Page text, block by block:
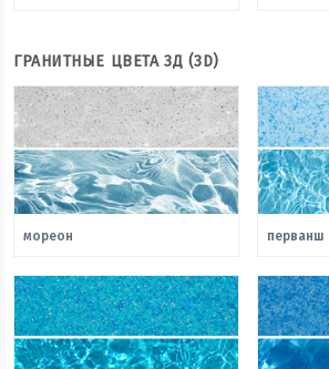
ГРАНИТНЫЕ ЦВЕТА 3Д (3D)
мореон перванш